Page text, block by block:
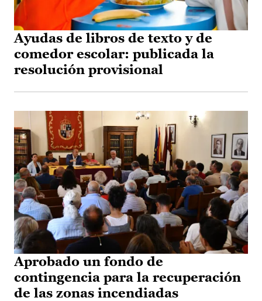
Ayudas de libros de texto y de
comedor escolar: publicada la
resolución provisional
Aprobado un fondo de
contingencia para la recuperación
de las zonas incendiadas